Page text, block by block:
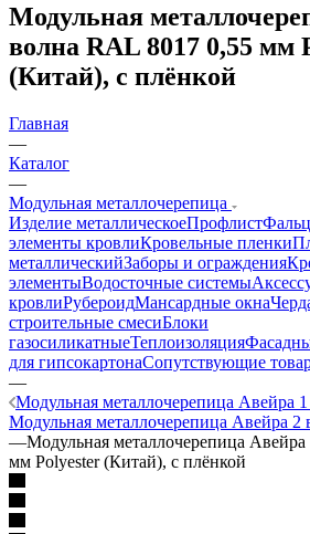
Модульная
волна RAL 8017 0,55 мм
(Китай), с плёнкой
Главная
—
Каталог
—
Модульная металлочерепица
Изделие металлическоеПрофлист
элементы кровлиКровельные пленки
металлическийЗаборы и ограждения
элементыВодосточные системы
кровлиРубероидМансардные окна
строительные смесиБлоки
газосиликатныеТеплоизоляция
для гипсокартонаСопутствующие
—
Модульная металлочерепица Авейра 1
Модульная металлочерепица Авейра 2
—Модульная металлочерепица
мм Polyester (Китай), с плёнкой